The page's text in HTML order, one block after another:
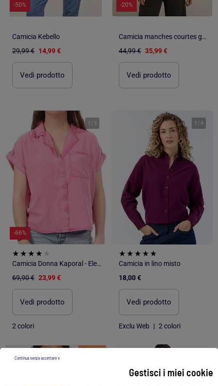
Gestisci i miei cookie
Continua senza accettare x
-50%
Camicia Kebello
29,99 € 14,99 €
Vedi prodotto
-20%
Camicia manches courtes gaze de coton ODETTE
44,99 € 35,99 €
Vedi prodotto
1 / 3
-66%
Camicia Donna Kaporal - Eleganza e Stile
69,90 € 23,99 €
Vedi prodotto
2 colori
1 /4
Camicia in lino misto
18,00 €
Vedi prodotto
Exclu Web | 2 colori